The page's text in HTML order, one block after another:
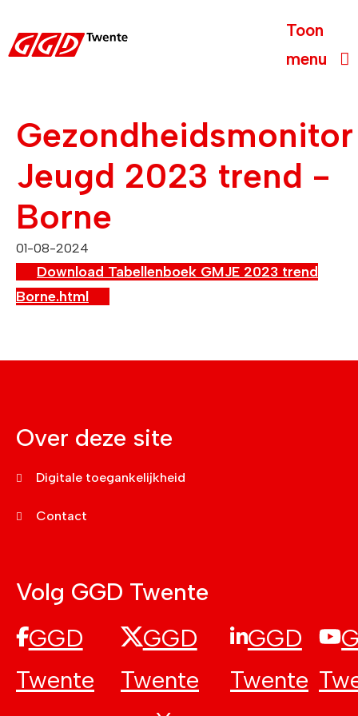
Toon
menu
Gezondheidsmonitor
Jeugd 2023 trend -
Borne
01-08-2024
Download Tabellenboek GMJE 2023 trend
Borne.html
Over deze site
Digitale toegankelijkheid
Contact
Volg GGD Twente
GGD
Twente
GGD
Twente
GGD
Twente